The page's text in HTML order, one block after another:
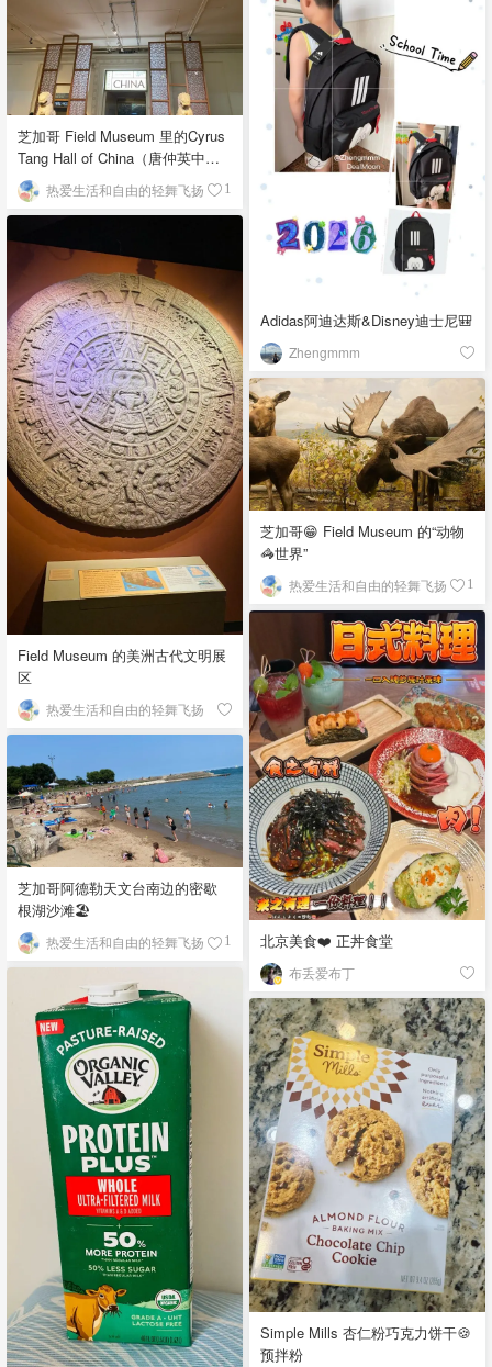
Adidas阿迪达斯&Disney迪士尼🎒
Zhengmmm
芝加哥 Field Museum 里的Cyrus
Tang Hall of China（唐仲英中国
馆） 热爱生活和自由的轻舞飞扬 1
Field Museum 的美洲古代文明展
区
热爱生活和自由的轻舞飞扬
芝加哥😁 Field Museum 的“动物
🦓世界”
热爱生活和自由的轻舞飞扬 1
北京美食❤️ 正丼食堂
布丢爱布丁
芝加哥阿德勒天文台南边的密歇
根湖沙滩🏖️
热爱生活和自由的轻舞飞扬 1
Simple Mills 杏仁粉巧克力饼干🍪
预拌粉